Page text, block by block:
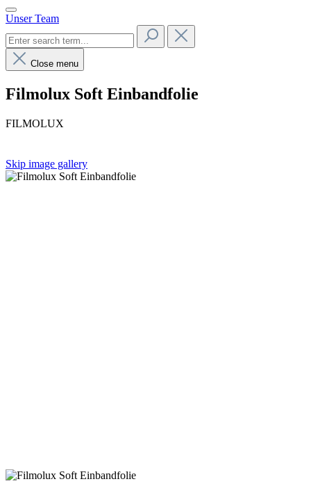
Unser Team
Close menu
Filmolux Soft Einbandfolie
FILMOLUX
Skip image gallery